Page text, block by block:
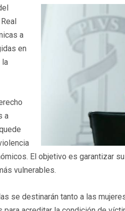
a
en
la
a
El objetivo es garantizar
vulnerables.
se destinarán tanto a las